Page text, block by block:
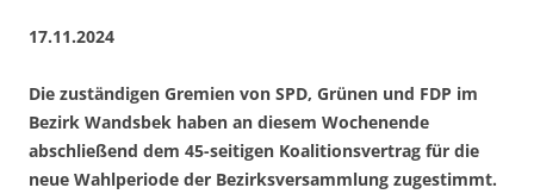
17.11.2024
Die zuständigen Gremien von SPD, Grünen und FDP im
Bezirk Wandsbek haben an diesem Wochenende
abschließend dem 45-seitigen Koalitionsvertrag für die
neue Wahlperiode der Bezirksversammlung zugestimmt.